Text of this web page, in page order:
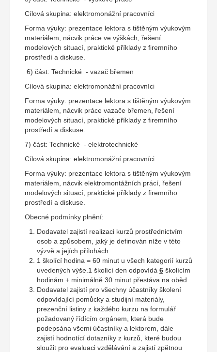
Cílová skupina: elektromonážní pracovníci
Forma výuky: prezentace lektora s tištěným výukovým
materiálem, nácvik práce ve výškách, řešení
modelových situací, praktické příklady z firemního
prostředí a diskuse.
6) část: Technické - vazač břemen
Cílová skupina: elektromonážní pracovníci
Forma výuky: prezentace lektora s tištěným výukovým
materiálem, nácvik práce vazače břemen, řešení
modelových situací, praktické příklady z firemního
prostředí a diskuse.
7) část: Technické - elektrotechnické
Cílová skupina: elektromonážní pracovníci
Forma výuky: prezentace lektora s tištěným výukovým
materiálem, nácvik elektromontážních prácí, řešení
modelových situací, praktické příklady z firemního
prostředí a diskuse.
Obecné podmínky plnění:
Dodavatel zajistí realizaci kurzů prostřednictvím
osob a způsobem, jaký je definován níže v této
výzvě a jejích přílohách.
1 školící hodina = 60 minut u všech kategorií kurzů
uvedených výše.1 školící den odpovídá 6 školícím
hodinám + minimálně 30 minut přestáva na oběd
Dodavatel zajistí pro všechny účastníky školení
odpovídající pomůcky a studijní materiály,
prezenční listiny z každého kurzu na formulář
požadovaný řídícím orgánem, která bude
podepsána všemi účastníky a lektorem, dále
zajistí hodnotící dotazníky z kurzů, které budou
sloužit pro evaluaci vzdělávání a zajistí zpětnou